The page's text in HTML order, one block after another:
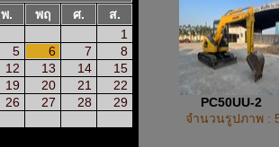
พ. พฤ ศ.
ส.
1
5 6 7
8
12 13 14
15
19 20 21
22
26 27 28
29
PC50UU-2
จำนวนรูปภาพ :